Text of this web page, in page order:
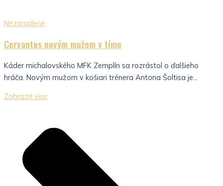
Nezaradené
Cervantes novým mužom v tíme
Káder michalovského MFK Zemplín sa rozrástol o ďalšieho
hráča. Novým mužom v košiari trénera Antona Šoltisa je...
Zobraziť viac